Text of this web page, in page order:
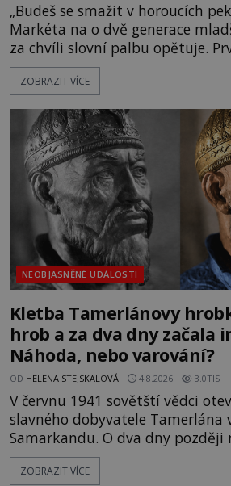
„Budeš se smažit v horoucích
Markéta na o dvě generace
za chvíli slovní palbu opětuje.
katolička, druhá přesvědčená
nich se usídlí na jedné z věží
mezi vůdce protihusitského
skutečně jistou
ZOBRAZIT VÍCE
NEOBJASNĚNÉ UDÁLOSTI
Kletba Tamerlánovy
hrob a za dva dny začala
Náhoda, nebo varování?
OD HELENA STEJSKALOVÁ 4.8.2026 3.0TIS
V červnu 1941 sovětští vědci
slavného dobyvatele Tamerlána
Samarkandu. O dva dny později
Německo zahajuje operaci
Sovětský svaz. Shoda dat je
ZOBRAZIT VÍCE